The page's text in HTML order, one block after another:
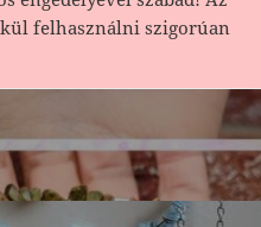
felhasználni szigorúan